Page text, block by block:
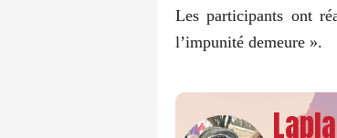
Les participants ont
l’impunité demeure ».